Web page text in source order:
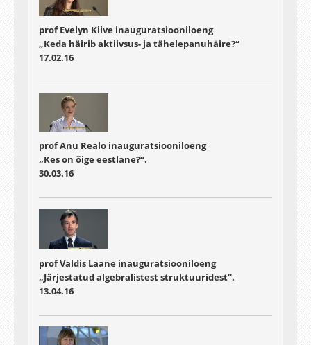
prof Evelyn Kiive inauguratsiooniloeng
„Keda häirib aktiivsus- ja tähelepanuhäire?“
17.02.16
prof Anu Realo inauguratsiooniloeng
„Kes on õige eestlane?“.
30.03.16
prof Valdis Laane inauguratsiooniloeng
„Järjestatud algebralistest struktuuridest“.
13.04.16